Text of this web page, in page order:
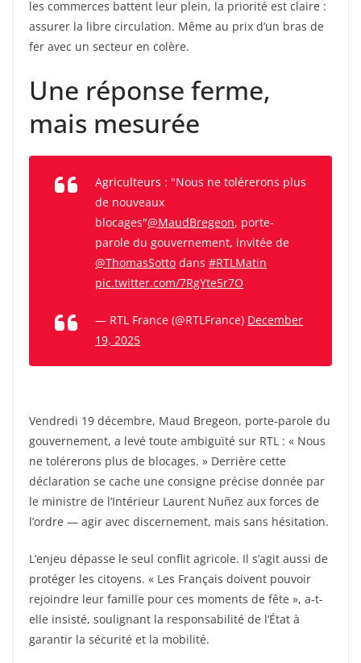
les commerces battent leur plein, la priorité est claire :
assurer la libre circulation. Même au prix d’un bras de
fer avec un secteur en colère.
Une réponse ferme,
mais mesurée
Agriculteurs : "Nous ne tolérerons plus
de nouveaux
blocages"@MaudBregeon, porte-
parole du gouvernement, invitée de
@ThomasSotto dans #RTLMatin
pic.twitter.com/7RgYte5r7O
— RTL France (@RTLFrance) December
19, 2025
Vendredi 19 décembre, Maud Bregeon, porte-parole du
gouvernement, a levé toute ambiguïté sur RTL : « Nous
ne tolérerons plus de blocages. » Derrière cette
déclaration se cache une consigne précise donnée par
le ministre de l’Intérieur Laurent Nuñez aux forces de
l’ordre — agir avec discernement, mais sans hésitation.
L’enjeu dépasse le seul conflit agricole. Il s’agit aussi de
protéger les citoyens. « Les Français doivent pouvoir
rejoindre leur famille pour ces moments de fête », a-t-
elle insisté, soulignant la responsabilité de l’État à
garantir la sécurité et la mobilité.